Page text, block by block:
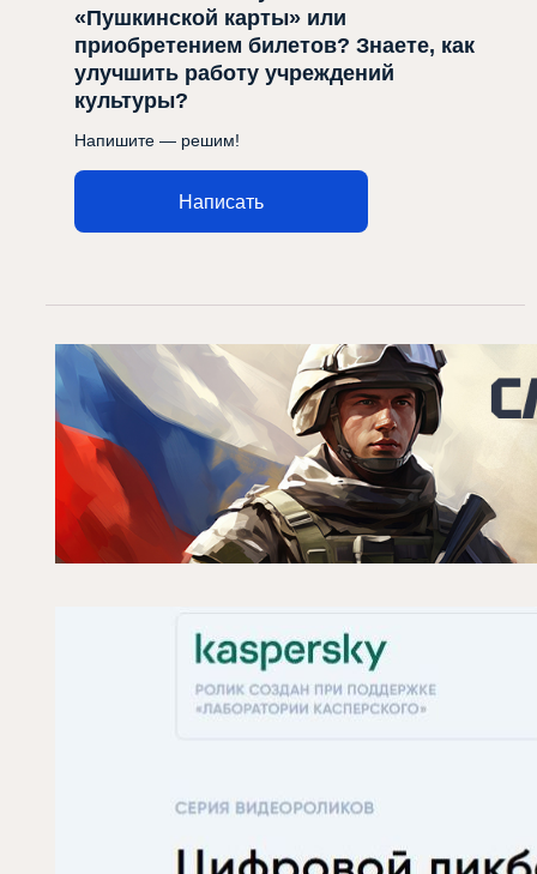
«Пушкинской карты» или
приобретением билетов? Знаете, как
улучшить работу учреждений
культуры?
Напишите — решим!
Написать